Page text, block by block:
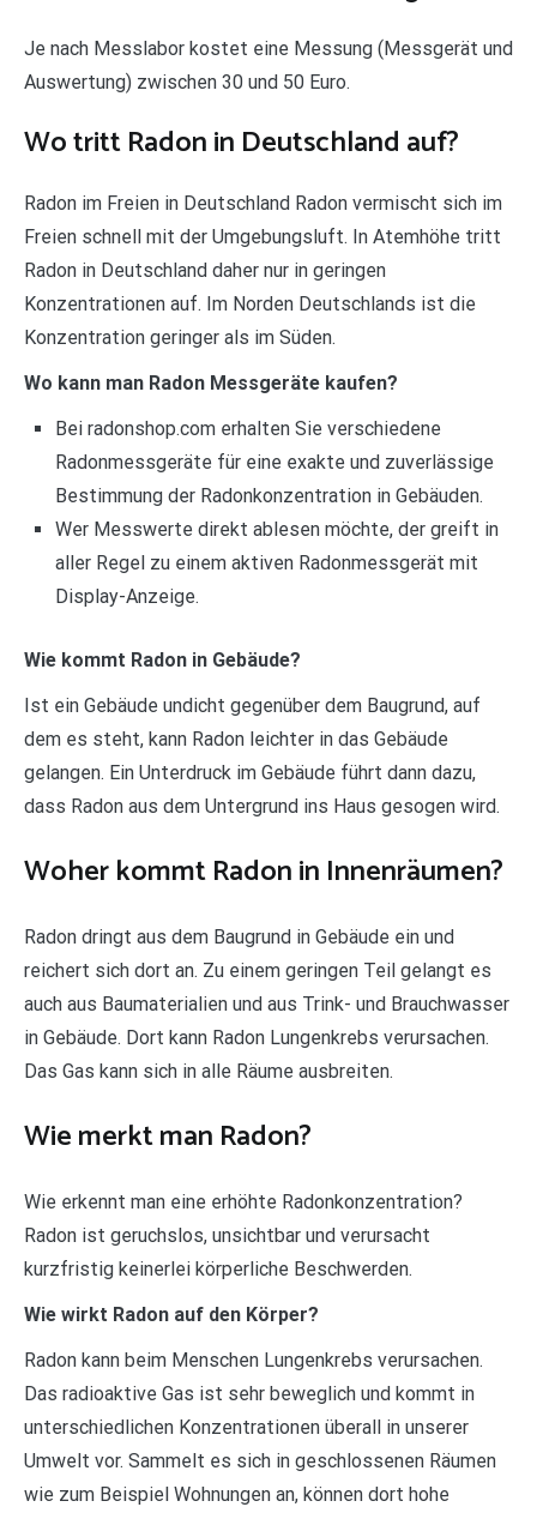
Je nach Messlabor kostet eine Messung (Messgerät und
Auswertung) zwischen 30 und 50 Euro.
Wo tritt Radon in Deutschland auf?
Radon im Freien in Deutschland Radon vermischt sich im
Freien schnell mit der Umgebungsluft. In Atemhöhe tritt
Radon in Deutschland daher nur in geringen
Konzentrationen auf. Im Norden Deutschlands ist die
Konzentration geringer als im Süden.
Wo kann man Radon Messgeräte kaufen?
Bei radonshop.com erhalten Sie verschiedene
Radonmessgeräte für eine exakte und zuverlässige
Bestimmung der Radonkonzentration in Gebäuden.
Wer Messwerte direkt ablesen möchte, der greift in
aller Regel zu einem aktiven Radonmessgerät mit
Display-Anzeige.
Wie kommt Radon in Gebäude?
Ist ein Gebäude undicht gegenüber dem Baugrund, auf
dem es steht, kann Radon leichter in das Gebäude
gelangen. Ein Unterdruck im Gebäude führt dann dazu,
dass Radon aus dem Untergrund ins Haus gesogen wird.
Woher kommt Radon in Innenräumen?
Radon dringt aus dem Baugrund in Gebäude ein und
reichert sich dort an. Zu einem geringen Teil gelangt es
auch aus Baumaterialien und aus Trink- und Brauchwasser
in Gebäude. Dort kann Radon Lungenkrebs verursachen.
Das Gas kann sich in alle Räume ausbreiten.
Wie merkt man Radon?
Wie erkennt man eine erhöhte Radonkonzentration?
Radon ist geruchslos, unsichtbar und verursacht
kurzfristig keinerlei körperliche Beschwerden.
Wie wirkt Radon auf den Körper?
Radon kann beim Menschen Lungenkrebs verursachen.
Das radioaktive Gas ist sehr beweglich und kommt in
unterschiedlichen Konzentrationen überall in unserer
Umwelt vor. Sammelt es sich in geschlossenen Räumen
wie zum Beispiel Wohnungen an, können dort hohe